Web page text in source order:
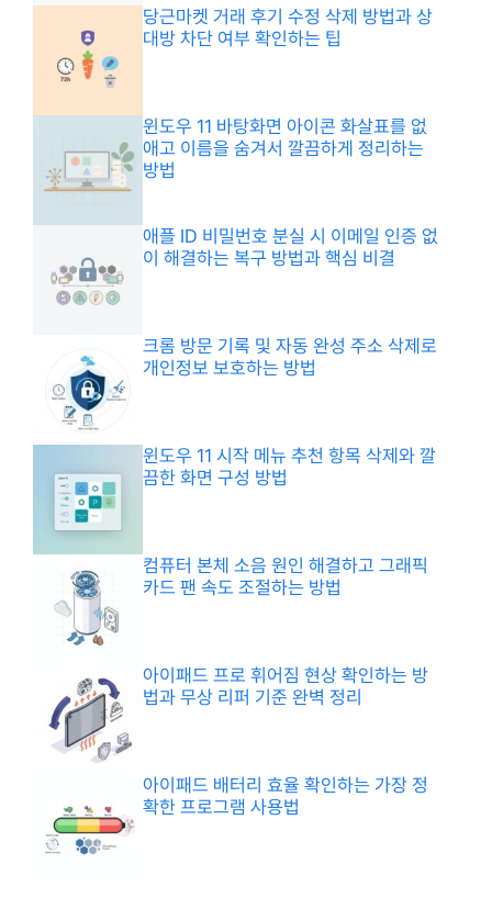
당근마켓 거래 후기 수정 삭제 방법과 상
대방 차단 여부 확인하는 팁
윈도우 11 바탕화면 아이콘 화살표를 없
애고 이름을 숨겨서 깔끔하게 정리하는
방법
애플 ID 비밀번호 분실 시 이메일 인증 없
이 해결하는 복구 방법과 핵심 비결
크롬 방문 기록 및 자동 완성 주소 삭제로
개인정보 보호하는 방법
윈도우 11 시작 메뉴 추천 항목 삭제와 깔
끔한 화면 구성 방법
컴퓨터 본체 소음 원인 해결하고 그래픽
카드 팬 속도 조절하는 방법
아이패드 프로 휘어짐 현상 확인하는 방
법과 무상 리퍼 기준 완벽 정리
아이패드 배터리 효율 확인하는 가장 정
확한 프로그램 사용법